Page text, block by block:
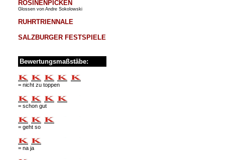
ROSINENPICKEN
Glossen von Andre Sokolowski
RUHRTRIENNALE
SALZBURGER FESTSPIELE
Bewertungsmaßstäbe:
= nicht zu toppen
= schon gut
= geht so
= na ja